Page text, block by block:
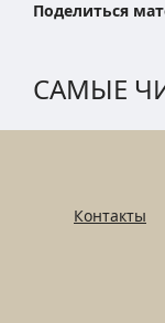
Поделиться
САМЫЕ
Контакты